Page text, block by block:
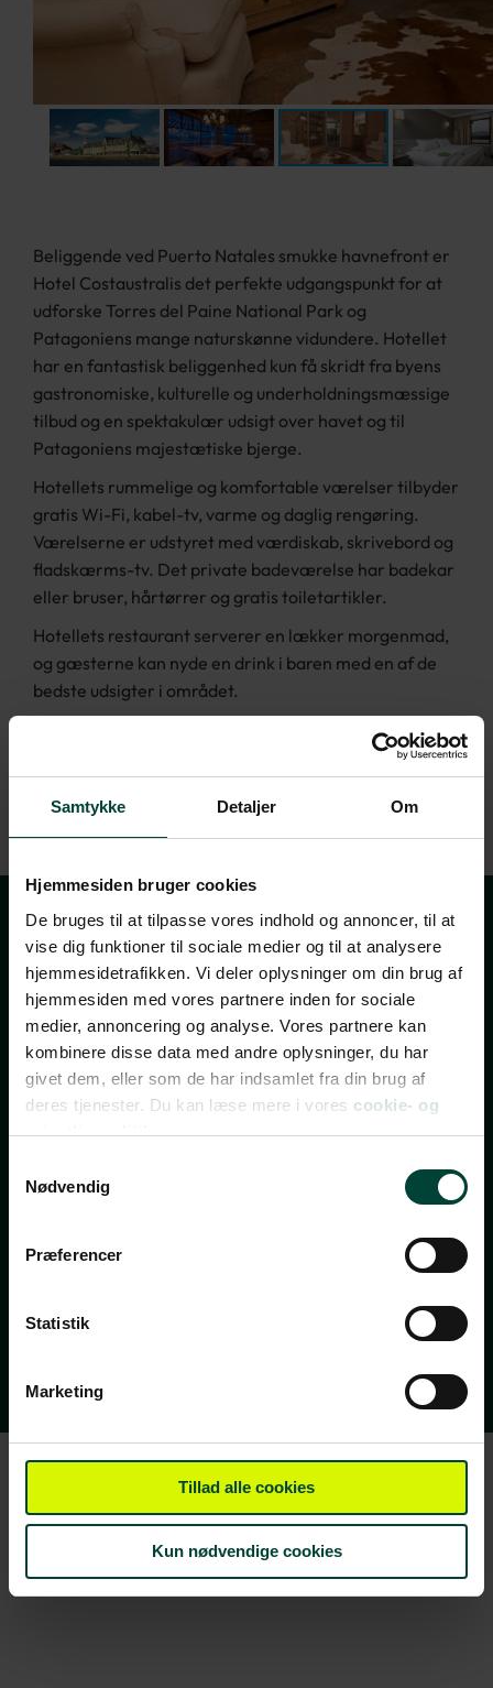
Samtykke Detaljer Om
Hjemmesiden bruger cookies
De bruges til at tilpasse vores indhold og annoncer, til at
vise dig funktioner til sociale medier og til at analysere
hjemmesidetrafikken. Vi deler oplysninger om din brug af
hjemmesiden med vores partnere inden for sociale
medier, annoncering og analyse. Vores partnere kan
kombinere disse data med andre oplysninger, du har
givet dem, eller som de har indsamlet fra din brug af
deres tjenester. Du kan læse mere i vores cookie- og
privatlivspolitik.
Nødvendig
Præferencer
Statistik
Marketing
Tillad alle cookies
Kun nødvendige cookies
Beliggende ved Puerto Natales smukke havnefront er
Hotel Costaustralis det perfekte udgangspunkt for at
udforske Torres del Paine National Park og
Patagoniens mange naturskønne vidundere. Hotellet
har en fantastisk beliggenhed kun få skridt fra byens
gastronomiske, kulturelle og underholdningsmæssige
tilbud og en spektakulær udsigt over havet og til
Patagoniens majestætiske bjerge.
Hotellets rummelige og komfortable værelser tilbyder
gratis Wi-Fi, kabel-tv, varme og daglig rengøring.
Værelserne er udstyret med værdiskab, skrivebord og
fladskærms-tv. Det private badeværelse har badekar
eller bruser, hårtørrer og gratis toiletartikler.
Hotellets restaurant serverer en lækker morgenmad,
og gæsterne kan nyde en drink i baren med en af de
bedste udsigter i området.
Med sin kombination af komfort, service og en
enestående beliggenhed er Hotel Costaustralis et
ideelt valg for dem, der vil opleve Patagoniens vilde
skønhed med Puerto Natales som base.
Tilmeld dig vores
nyhedsbrev
TILMELD NYHEDSBREV
FÅ INSPIRATION, TILBUD OG INVITATIONER TIL
REJSEEVENTS
Bliv opdateret med de bedste tilbud, nye rejsemål,
Nyhedsbrevet udkommer 2-3 gange om ugen – og du
Vi ses i din indbakke!